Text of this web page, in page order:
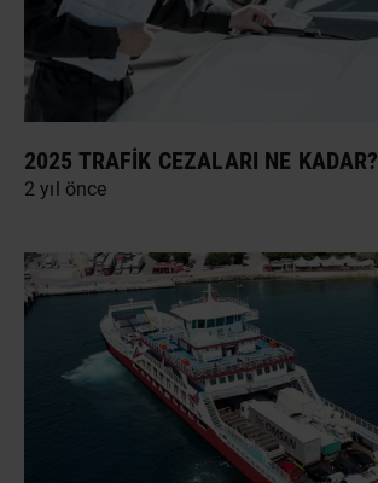
2025 TRAFIK CEZALARI NE KADAR?
2 yıl önce